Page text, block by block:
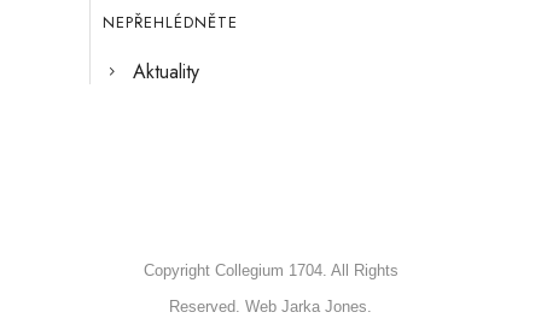
NEPŘEHLÉDNĚTE
Aktuality
Copyright Collegium 1704. All Rights
Reserved. Web Jarka Jones.